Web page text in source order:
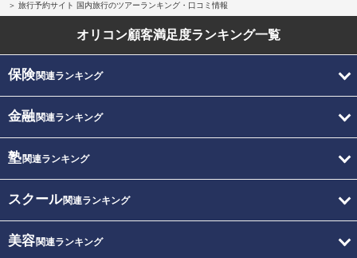
旅行予約サイト 国内旅行のツアーランキング・口コミ情報
オリコン顧客満足度ランキング一覧
保険関連ランキング
金融関連ランキング
塾関連ランキング
スクール関連ランキング
美容関連ランキング